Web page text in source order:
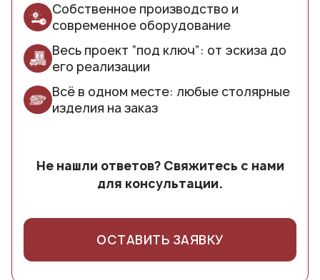
Собственное производство и
современное оборудование
Весь проект “под ключ”: от эскиза до
его реализации
Всё в одном месте: любые столярные
изделия на заказ
Не нашли ответов? Свяжитесь с нами
для консультации.
ОСТАВИТЬ ЗАЯВКУ